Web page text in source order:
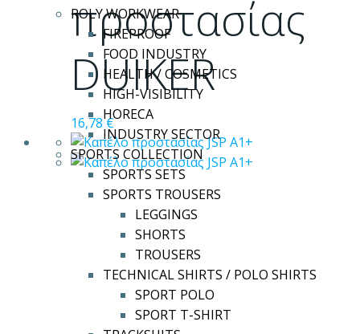
ROLY WORKWEAR
FIREPROOF
FOOD INDUSTRY
HEALTH / COSMETICS
HIGH-VISIBILITY
HORECA
INDUSTRY SECTOR
SPORTS COLLECTION
SPORTS SETS
SPORTS TROUSERS
LEGGINGS
SHORTS
TROUSERS
TECHNICAL SHIRTS / POLO SHIRTS
SPORT POLO
SPORT T-SHIRT
επιλογές
μπορούν
να
επιλεγούν
στη
σελίδα
του
προϊόντος
προστασίας
DUIKER
16,78€